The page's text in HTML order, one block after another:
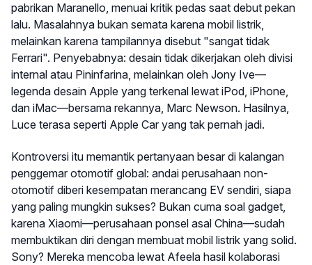
pabrikan Maranello, menuai kritik pedas saat debut pekan
lalu. Masalahnya bukan semata karena mobil listrik,
melainkan karena tampilannya disebut "sangat tidak
Ferrari". Penyebabnya: desain tidak dikerjakan oleh divisi
internal atau Pininfarina, melainkan oleh Jony Ive—
legenda desain Apple yang terkenal lewat iPod, iPhone,
dan iMac—bersama rekannya, Marc Newson. Hasilnya,
Luce terasa seperti Apple Car yang tak pernah jadi.
Kontroversi itu memantik pertanyaan besar di kalangan
penggemar otomotif global: andai perusahaan non-
otomotif diberi kesempatan merancang EV sendiri, siapa
yang paling mungkin sukses? Bukan cuma soal gadget,
karena Xiaomi—perusahaan ponsel asal China—sudah
membuktikan diri dengan membuat mobil listrik yang solid.
Sony? Mereka mencoba lewat Afeela hasil kolaborasi